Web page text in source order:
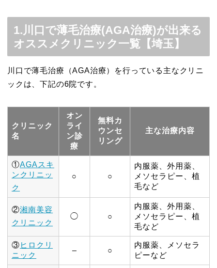
1.川口で薄毛治療(AGA治療)が出来る
オススメクリニック一覧【埼玉】
川口で薄毛治療（AGA治療）を行っている主なクリニ
ックは、下記の6院です。
クリニック
名
オン
ライ
ン診
療
無料カ
ウンセ
リング
主な治療内容
①AGAスキ
ンクリニッ
ク
○ ○
内服薬、外用薬、
メソセラピー、植
毛など
②湘南美容
クリニック
◯ ○
内服薬、外用薬、
メソセラピー、植
毛など
③ ヒロクリ
ニック
– ○
内服薬、メソセラ
ピーなど